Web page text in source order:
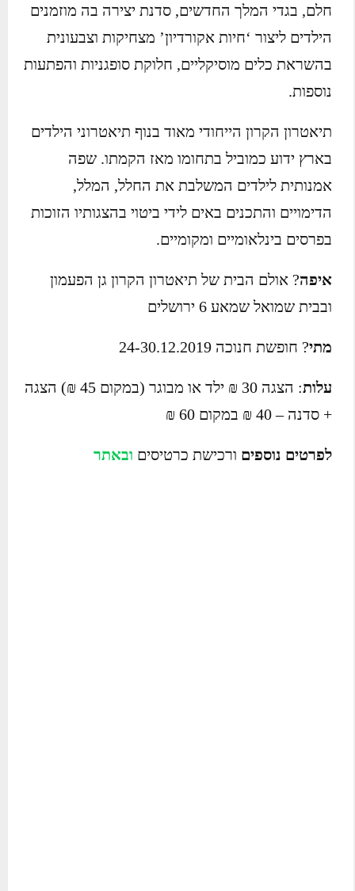
חלם, בגדי המלך החדשים, סדנת יצירה בה מוזמנים
הילדים ליצור ‘חיות אקורדיון’ מצחיקות וצבעונית
בהשראת כלים מוסיקליים, חלוקת סופגניות והפתעות
נוספות.
תיאטרון הקרון הייחודי מאוד בנוף תיאטרוני הילדים
בארץ ידוע כמוביל בתחומו מאז הקמתו. שפה
אמנותית לילדים המשלבת את החלל, המלל,
הדימויים והתכנים באים לידי ביטוי בהצגותיו הזוכות
בפרסים בינלאומיים ומקומיים.
איפה? אולם הבית של תיאטרון הקרון גן הפעמון
ובבית שמואל שמאע 6 ירושלים
מתי? חופשת חנוכה 24-30.12.2019
עלות
: הצגה 30 ₪ ילד או מבוגר (במקום 45 ₪) הצגה
+ סדנה – 40 ₪ במקום 60 ₪
לפרטים נוספים ורכישת כרטיסים ובאתר